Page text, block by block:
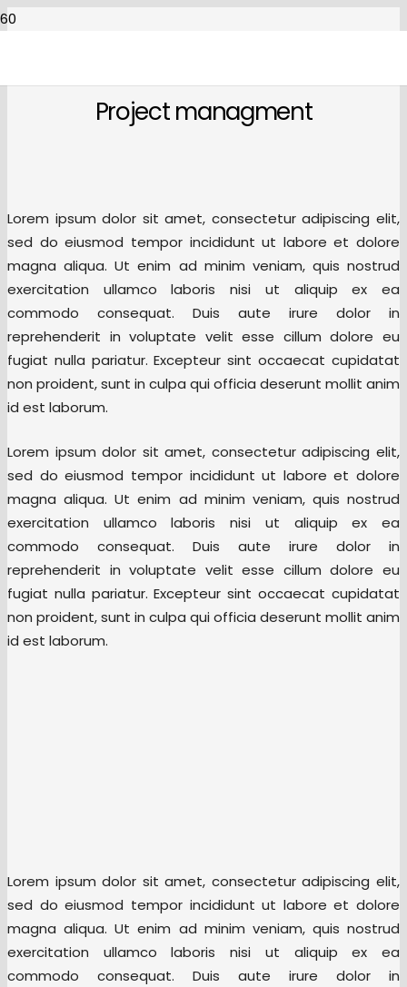
Project managment
Lorem ipsum dolor sit amet, consectetur adipiscing elit,
sed do eiusmod tempor incididunt ut labore et dolore
magna aliqua. Ut enim ad minim veniam, quis nostrud
exercitation ullamco laboris nisi ut aliquip ex ea
commodo consequat. Duis aute irure dolor in
reprehenderit in voluptate velit esse cillum dolore eu
fugiat nulla pariatur. Excepteur sint occaecat cupidatat
non proident, sunt in culpa qui officia deserunt mollit anim
id est laborum.
Lorem ipsum dolor sit amet, consectetur adipiscing elit,
sed do eiusmod tempor incididunt ut labore et dolore
magna aliqua. Ut enim ad minim veniam, quis nostrud
exercitation ullamco laboris nisi ut aliquip ex ea
commodo consequat. Duis aute irure dolor in
reprehenderit in voluptate velit esse cillum dolore eu
fugiat nulla pariatur. Excepteur sint occaecat cupidatat
non proident, sunt in culpa qui officia deserunt mollit anim
id est laborum.
Lorem ipsum dolor sit amet, consectetur adipiscing elit,
sed do eiusmod tempor incididunt ut labore et dolore
magna aliqua. Ut enim ad minim veniam, quis nostrud
exercitation ullamco laboris nisi ut aliquip ex ea
commodo consequat. Duis aute irure dolor in